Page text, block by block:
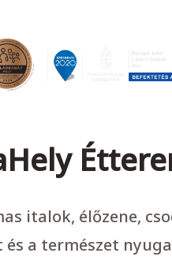
italok, élőzene,
a természet